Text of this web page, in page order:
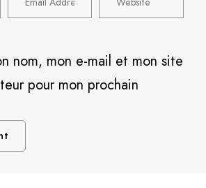
nom, mon e-mail et mon site
pour mon prochain